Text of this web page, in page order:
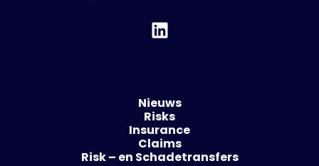
Nieuws
Risks
Insurance
Claims
Risk – en Schadetransfers